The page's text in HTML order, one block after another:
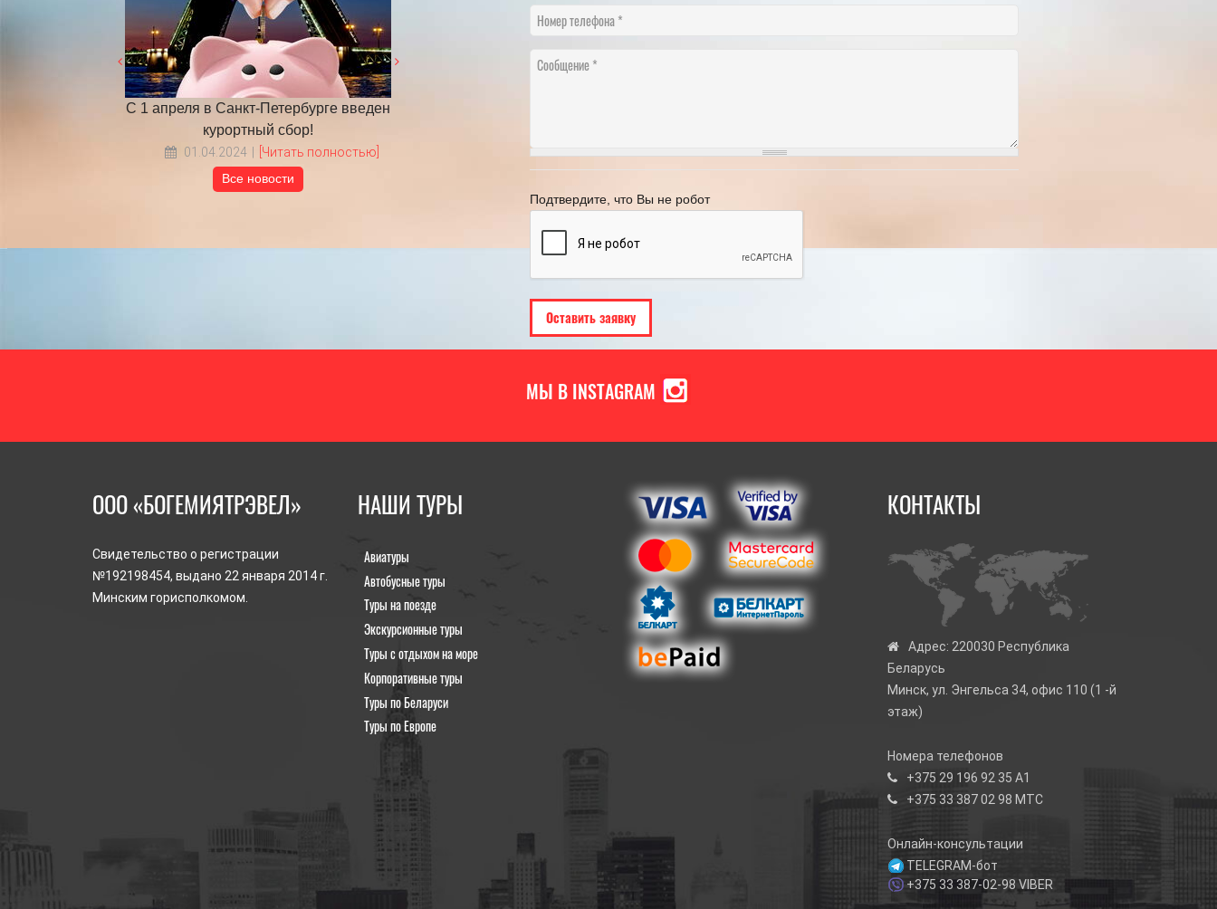
С 1 апреля в Санкт-Петербурге введен
курортный сбор!
01.04.2024 [Читать полностью] [Читать полностью] 21.11.2024
Все новости
Номер телефона
Сообщение
Подтвердите, что Вы не робот
МЫ В INSTAGRAM
ООО «БОГЕМИЯТРЭВЕЛ»
Свидетельство о регистрации
№192198454, выдано 22 января 2014 г.
Минским горисполкомом.
НАШИ ТУРЫ
Авиатуры
Автобусные туры
Туры на поезде
Экскурсионные туры
Туры с отдыхом на море
Корпоративные туры
Туры по Беларуси
Туры по Европе
КОНТАКТЫ
Адрес: 220030 Республика
Беларусь
Минск, ул. Энгельса 34, офис 110 (1 -й
этаж)
Номера телефонов
+375 29 196 92 35 А1
+375 33 387 02 98 МТС
Онлайн-консультации
TELEGRAM-бот
+375 33 387-02-98 VIBER